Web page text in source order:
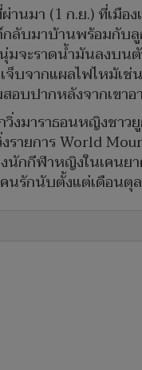
านมา (1 ก.ย.) ที่เมื
กลับมาบ้านพร้อมกั
ะราดน้ำมันลงบนตั
จากแผลไฟไหม้เช่
อบปากหลังจากเขา
งมาราธอนหญิงชาว
รายการ World
งนักกีฬาหญิงในเคน
นรักนับตั้งแต่เดือนตุ